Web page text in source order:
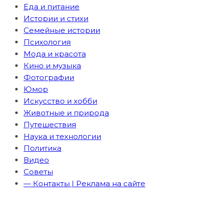
Еда и питание
Истории и стихи
Семейные истории
Психология
Мода и красота
Кино и музыка
Фотографии
Юмор
Искусство и хобби
Животные и природа
Путешествия
Наука и технологии
Политика
Видео
Советы
— Контакты | Реклама на сайте